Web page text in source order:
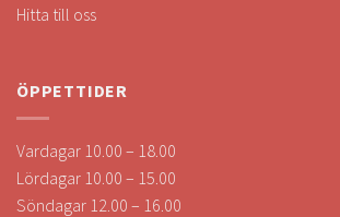
Hitta till oss
ÖPPETTIDER
Vardagar 10.00 – 18.00
Lördagar 10.00 – 15.00
Söndagar 12.00 – 16.00